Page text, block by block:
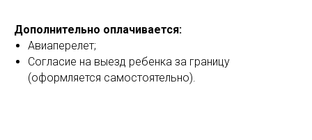
Дополнительно оплачивается:
Авиаперелет;
Согласие на выезд ребенка за границу
(оформляется самостоятельно).